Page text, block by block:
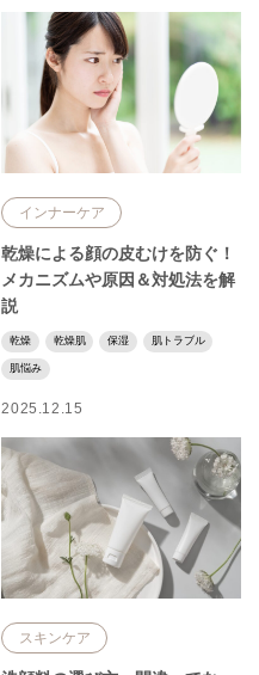
インナーケア
乾燥による顔の皮むけを防ぐ！
メカニズムや原因＆対処法を解
説
乾燥 乾燥肌 保湿 肌トラブル
肌悩み
2025.12.15
スキンケア